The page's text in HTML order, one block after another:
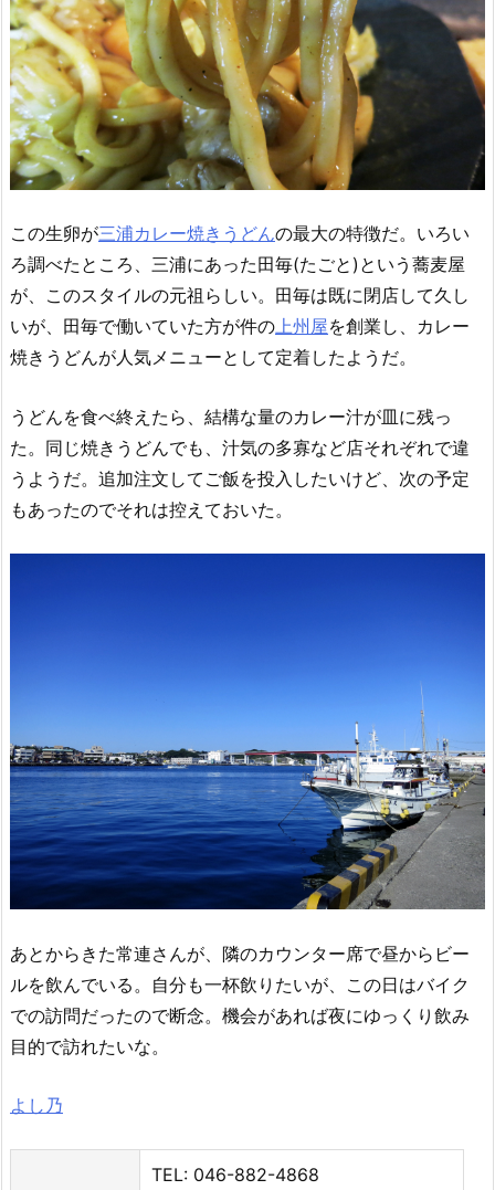
この生卵が三浦カレー焼きうどんの最大の特徴だ。いろい
ろ調べたところ、三浦にあった田毎(たごと)という蕎麦屋
が、このスタイルの元祖らしい。田毎は既に閉店して久し
いが、田毎で働いていた方が件の上州屋を創業し、カレー
焼きうどんが人気メニューとして定着したようだ。
うどんを食べ終えたら、結構な量のカレー汁が皿に残っ
た。同じ焼きうどんでも、汁気の多寡など店それぞれで違
うようだ。追加注文してご飯を投入したいけど、次の予定
もあったのでそれは控えておいた。
あとからきた常連さんが、隣のカウンター席で昼からビー
ルを飲んでいる。自分も一杯飲りたいが、この日はバイク
での訪問だったので断念。機会があれば夜にゆっくり飲み
目的で訪れたいな。
よし乃
TEL: 046-882-4868